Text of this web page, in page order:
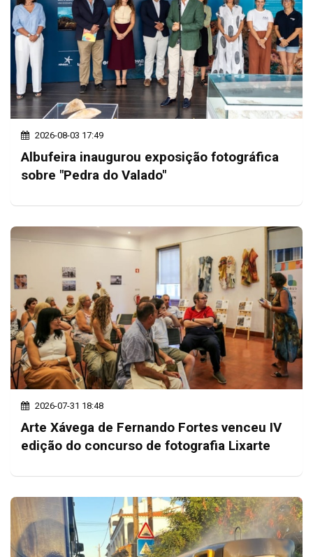
2026-08-03 17:49
Albufeira inaugurou exposição fotográfica
sobre "Pedra do Valado"
2026-07-31 18:48
Arte Xávega de Fernando Fortes venceu IV
edição do concurso de fotografia Lixarte